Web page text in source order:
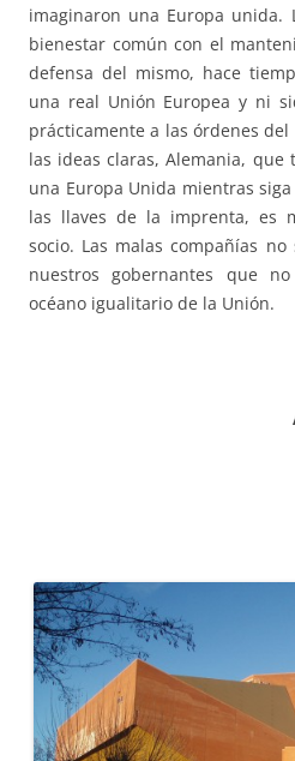
imaginaron una Europa unida.
bienestar común con el
defensa del mismo, hace
una real Unión Europea y ni
prácticamente a las órdenes
las ideas claras, Alemania,
una Europa Unida mientras
las llaves de la imprenta, es
socio. Las malas compañías
nuestros gobernantes que
océano igualitario de la Unión.